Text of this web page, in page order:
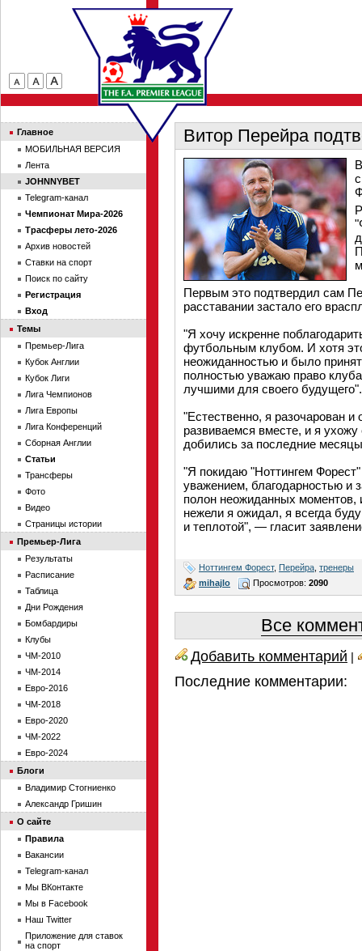
Витор Перейра
Первым это подтвердил сам
расставании застало его
"Я хочу искренне
футбольным клубом. И хотя
неожиданностью и было
полностью уважаю право
лучшими для своего будущего".
"Естественно, я разочарован
развиваемся вместе, и я
добились за последние
"Я покидаю "Ноттингем
уважением, благодарностью и
полон неожиданных моментов,
нежели я ожидал, я всегда
и теплотой", — гласит
Ноттингем Форест, Перейра тренеры
mihajlo
Просмотров: 2090
Все
Добавить комментарий |
Последние комментарии:
Главное
МОБИЛЬНАЯ ВЕРСИЯ
Лента
JOHNNYBET
Telegram-канал
Чемпионат Мира-2026
Трасферы лето-2026
Архив новостей
Ставки на спорт
Поиск по сайту
Регистрация
Вход
Темы
Премьер-Лига
Кубок Англии
Кубок Лиги
Лига Чемпионов
Лига Европы
Лига Конференций
Сборная Англии
Статьи
Трансферы
Фото
Видео
Страницы истории
Премьер-Лига
Результаты
Расписание
Таблица
Дни Рождения
Бомбардиры
Клубы
ЧМ-2010
ЧМ-2014
Евро-2016
ЧМ-2018
Евро-2020
ЧМ-2022
Евро-2024
Блоги
Владимир Стогниенко
Александр Гришин
О сайте
Правила
Вакансии
Telegram-канал
Мы ВКонтакте
Мы в Facebook
Наш Twitter
Приложение для ставок
на спорт